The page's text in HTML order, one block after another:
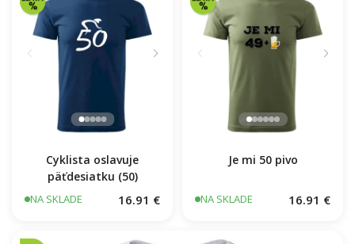
Cyklista oslavuje
päťdesiatku (50)
NA SKLADE 16.91 €
Je mi 50 pivo
NA SKLADE 16.91 €